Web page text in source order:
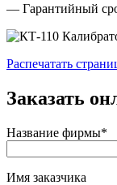
— Гарантийный
Распечатать
Заказать
Название фирмы*
Имя заказчика